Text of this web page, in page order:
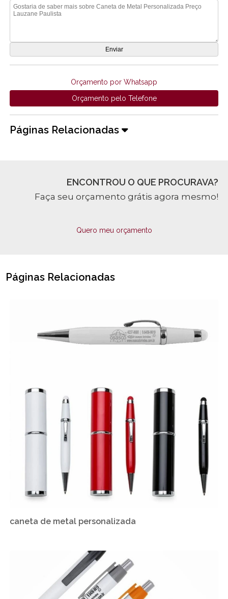
Orçamento por Whatsapp
Orçamento pelo Telefone
Páginas Relacionadas
ENCONTROU O QUE PROCURAVA?
Faça seu orçamento grátis agora mesmo!
Quero meu orçamento
Páginas Relacionadas
caneta de metal personalizada